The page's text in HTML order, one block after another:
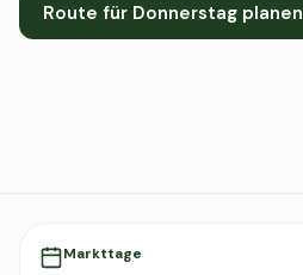
Route für Donnerstag planen
Markttage